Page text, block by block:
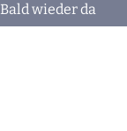
Bald wieder da